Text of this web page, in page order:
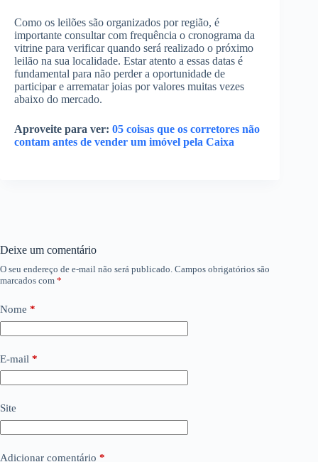
Como os leilões são organizados por região, é
importante consultar com frequência o cronograma da
vitrine para verificar quando será realizado o próximo
leilão na sua localidade. Estar atento a essas datas é
fundamental para não perder a oportunidade de
participar e arrematar joias por valores muitas vezes
abaixo do mercado.
Aproveite para ver: 05 coisas que os corretores não
contam antes de vender um imóvel pela Caixa
Deixe um comentário
O seu endereço de e-mail não será publicado. Campos obrigatórios são
marcados com *
Nome *
E-mail *
Site
Adicionar comentário *